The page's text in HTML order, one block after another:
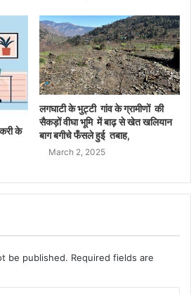
के
लगघाटी के भुट्टी गांव के ग्रामीणों की
सैकड़ों वीघा भूमि में बाढ़ से खेत खलियान
बाग बगीचे फँसले हुई तबाह,
March 2, 2025
be published. Required fields are